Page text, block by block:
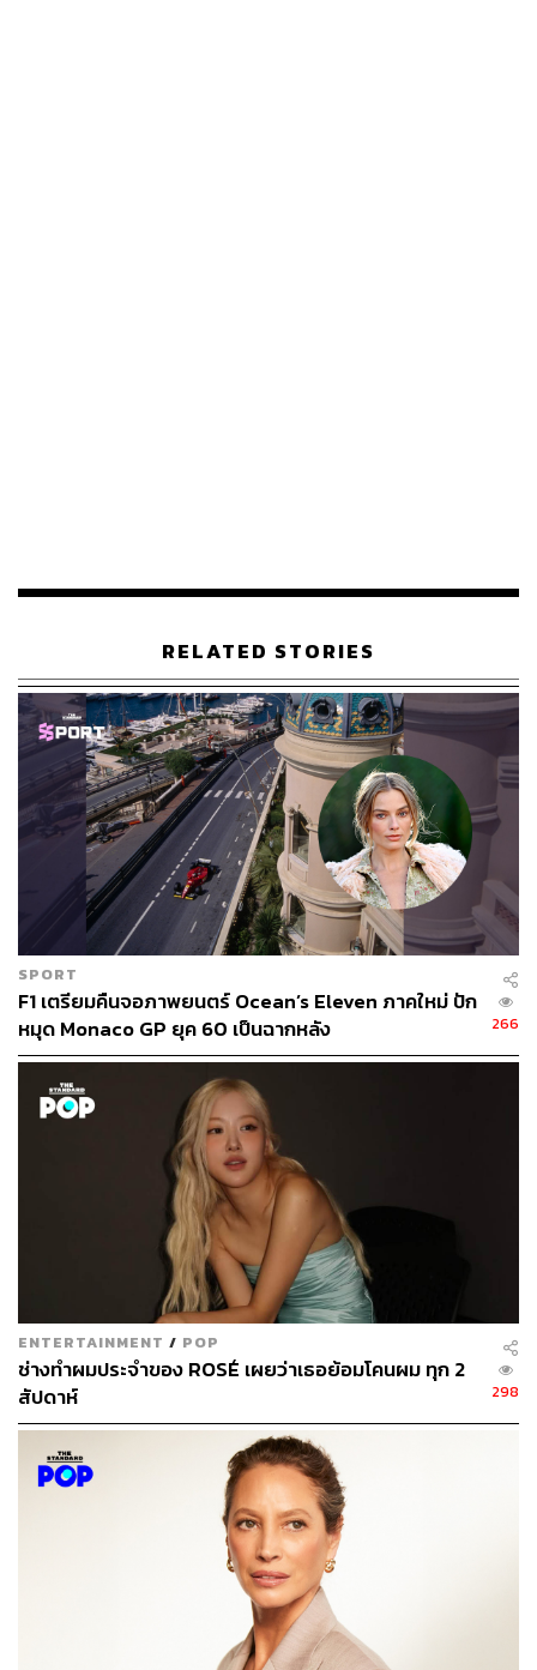
RELATED STORIES
SPORT
F1 เตรียมคืนจอภาพยนตร์ Ocean’s Eleven ภาคใหม่ ปัก
หมุด Monaco GP ยุค 60 เป็นฉากหลัง
266
ENTERTAINMENT / POP
ช่างทำผมประจำของ ROSÉ เผยว่าเธอย้อมโคนผม ทุก 2
สัปดาห์
298